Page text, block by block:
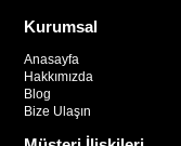
Kurumsal
Anasayfa
Hakkımızda
Blog
Bize Ulaşın